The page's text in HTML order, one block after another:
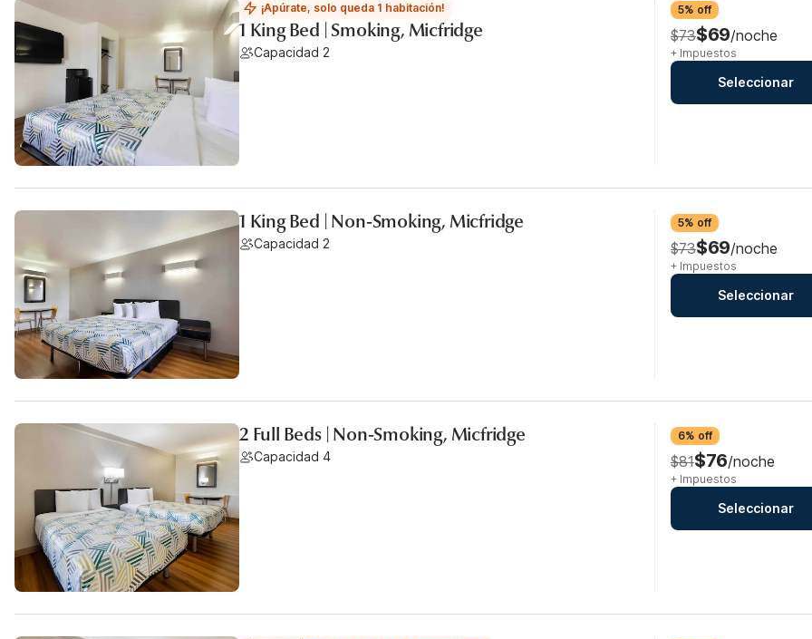
¡Apúrate, solo queda 1 habitación!
1 King Bed | Smoking, Micfridge
Capacidad 2
5% off
$73$69/noche
+ Impuestos
Seleccionar
1 King Bed | Non-Smoking, Micfridge
Capacidad 2
5% off
$73$69/noche
+ Impuestos
Seleccionar
2 Full Beds | Non-Smoking, Micfridge
Capacidad 4
6% off
$81$76/noche
+ Impuestos
Seleccionar